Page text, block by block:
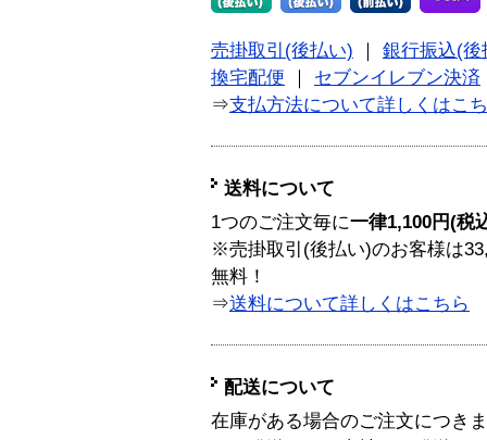
売掛取引(後払い)
銀行振込(後
換宅配便
セブンイレブン決済
⇒支払方法について詳しくはこ
送料について
1つのご注文毎に一律1,100円(税
※売掛取引(後払い)のお客様は
無料！
⇒送料について詳しくはこちら
配送について
在庫がある場合のご注文につき